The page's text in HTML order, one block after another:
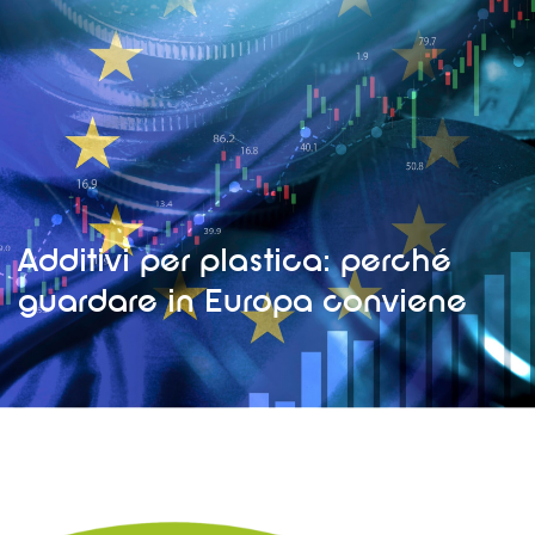
Additivi per plastica: perché
guardare in Europa conviene